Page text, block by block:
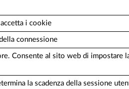
i cookie
connessione
Consente al sito web di impostare
la scadenza della sessione